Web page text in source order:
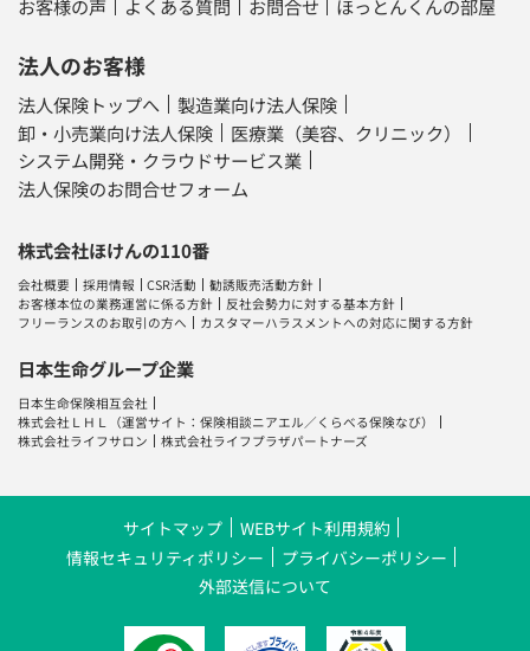
お客様の声
よくある質問 お問合せ ほっとんくんの部屋
法人のお客様
法人保険トップへ
製造業向け法人保険
卸・小売業向け法人保険
医療業（美容、クリニック）
システム開発・クラウドサービス業
法人保険のお問合せフォーム
株式会社ほけんの110番
会社概要 採用情報 CSR活動
勧誘販売活動方針
お客様本位の業務運営に係る方針
反社会勢力に対する基本方針
フリーランスのお取引の方へ
カスタマーハラスメントへの対応に関する方針
日本生命グループ企業
日本生命保険相互会社
株式会社ＬＨＬ
（運営サイト：保険相談ニアエル ／ くらべる保険なび）
株式会社ライフサロン
株式会社ライフプラザパートナーズ
サイトマップ
WEBサイト利用規約
情報セキュリティポリシー
プライバシーポリシー
外部送信について